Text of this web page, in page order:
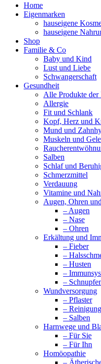
Home
Eigenmarken
hauseigene
hauseigene
Shop
Familie & Co
Baby und Kind
Lust und Liebe
Schwangerschaft
Gesundheit
Alle Produkte der
Allergie
Fit und Schlank
Kopf, Herz und
Mund und
Muskeln und
Salben
Schlaf und
Schmerzmittel
Verdauung
Vitamine und
Augen, Ohren
– Augen
– Nase
– Ohren
Erkältung und
– Fieber
–
– Husten
–
–
Wundversorgung
– Pflaster
– Reinigung
– Salben
Harnwege und
– Für Sie
– Für Ihn
Homöopathie
–